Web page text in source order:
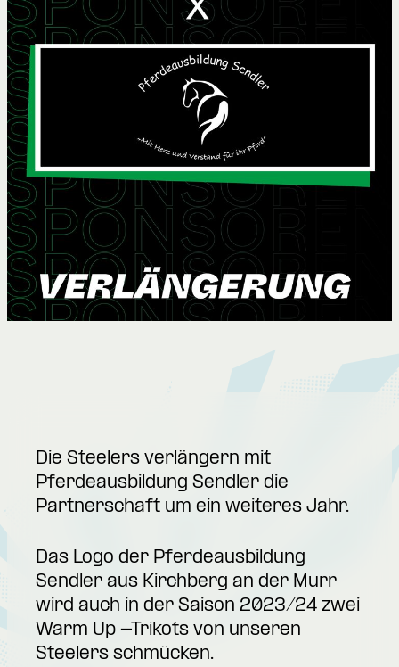
Die Steelers verlängern mit
Pferdeausbildung Sendler die
Partnerschaft um ein weiteres Jahr.
Das Logo der Pferdeausbildung
Sendler aus Kirchberg an der Murr
wird auch in der Saison 2023/24 zwei
Warm Up -Trikots von unseren
Steelers schmücken.